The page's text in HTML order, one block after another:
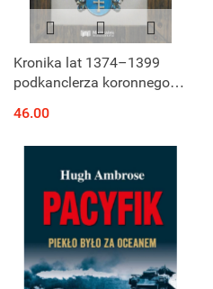
Kronika lat 1374–1399
podkanclerza koronnego
herbu Pilawa
46.00